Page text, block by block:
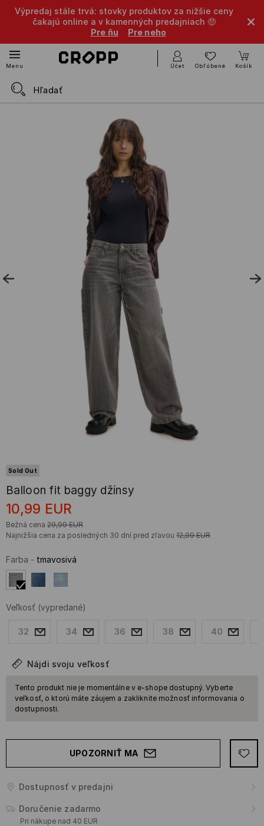
Výpredaj stále trvá: stovky produktov za nižšie ceny
čakajú online a v kamenných predajniach 🤑
Pre ňu
Pre neho
Menu Účet Obľúbené Košík
Sold Out
Balloon fit baggy džínsy
10,99 EUR
Bežná cena 29,99 EUR
Najnižšia cena za posledných 30 dní pred zľavou 12,99 EUR
Farba - tmavosivá
Veľkosť (vypredané)
32 34 36 38 40
Nájdi svoju veľkosť
Tento produkt nie je momentálne v e-shope dostupný. Vyberte
veľkosť, o ktorú máte záujem a zakliknite možnosť informovania o
dostupnosti.
UPOZORNIŤ MA
Dostupnosť v predajni
Doručenie zadarmo
Pri nákupe nad 40 EUR